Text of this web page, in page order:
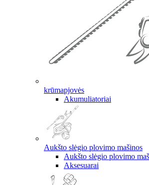
krūmapjovės
Akumuliatoriai
Aukšto slėgio plovimo mašinos
Aukšto slėgio plovimo
Aksesuarai